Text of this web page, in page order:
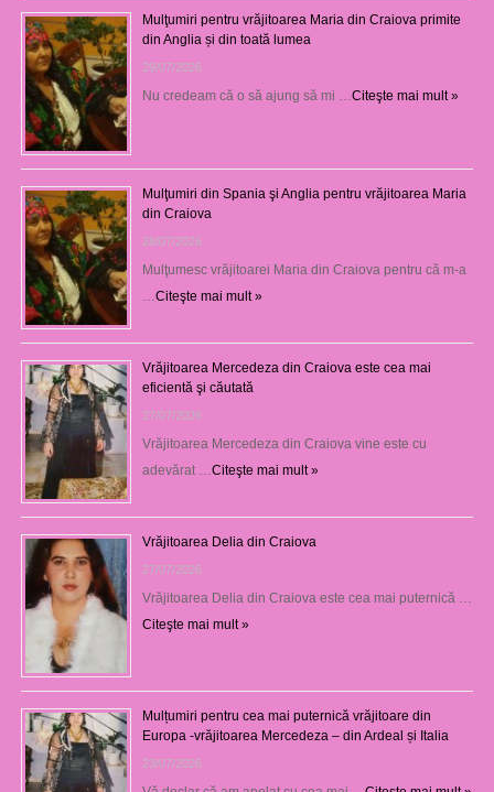
Mulţumiri pentru vrăjitoarea Maria din Craiova primite
din Anglia și din toată lumea
29/07/2026
Nu credeam că o să ajung să mi … Citeşte mai mult »
Mulţumiri din Spania şi Anglia pentru vrăjitoarea Maria
din Craiova
28/07/2026
Mulţumesc vrăjitoarei Maria din Craiova pentru că m-a
Citeşte mai mult »
Vrăjitoarea Mercedeza din Craiova este cea mai
eficientă şi căutată
27/07/2026
Vrăjitoarea Mercedeza din Craiova vine este cu
adevărat … Citeşte mai mult »
Vrăjitoarea Delia din Craiova
27/07/2026
Vrăjitoarea Delia din Craiova este cea mai puternică …
Citeşte mai mult »
Mulțumiri pentru cea mai puternică vrăjitoare din
Europa -vrăjitoarea Mercedeza – din Ardeal și Italia
23/07/2026